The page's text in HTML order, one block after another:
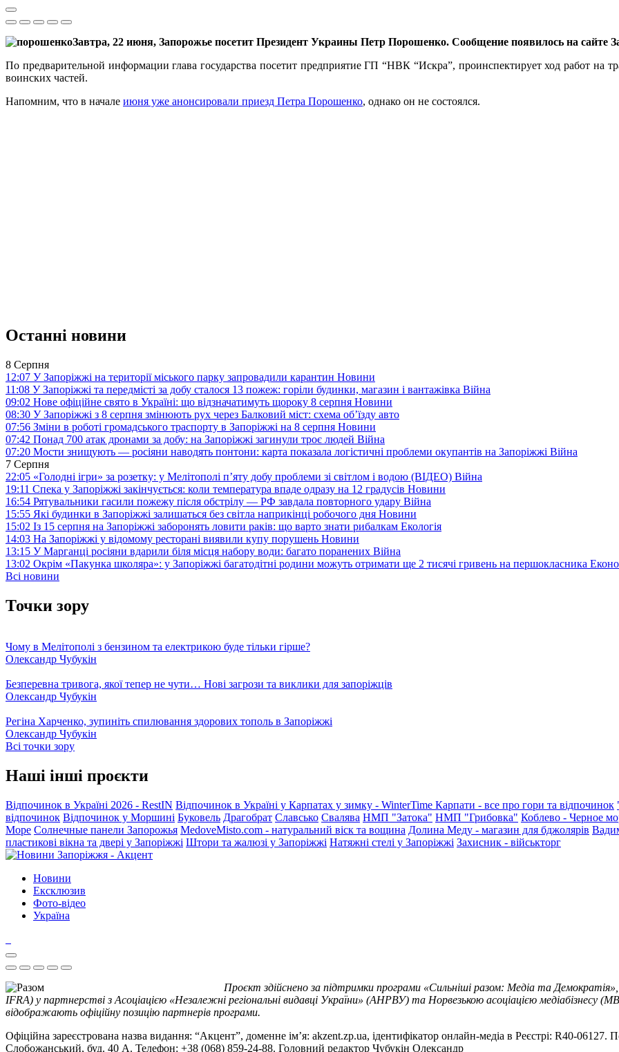
Завтра, 22 июня, Запорожье посетит Президент Украины Петр Порошенко. Сообщение появилось на сайте
По предварительной информации глава государства посетит предприятие ГП “НВК “Искра”, проинспектирует ход работ на
воинских частей.
Напомним, что в начале июня уже анонсировали приезд Петра Порошенко, однако он не состоялся.
Останні новини
8 Серпня
12:07 У Запоріжжі на території міського парку запровадили карантин Новини
11:08 У Запоріжжі та передмісті за добу сталося 13 пожеж: горіли будинки, магазин і вантажівка Війна
09:02 Нове офіційне свято в Україні: що відзначатимуть щороку 8 серпня Новини
08:30 У Запоріжжі з 8 серпня змінюють рух через Балковий міст: схема об’їзду авто
07:56 Зміни в роботі громадського траспорту в Запоріжжі на 8 серпня Новини
07:42 Понад 700 атак дронами за добу: на Запоріжжі загинули троє людей Війна
07:20 Мости знищують — росіяни наводять понтони: карта показала логістичні проблеми окупантів на Запоріжжі Війна
7 Серпня
22:05 «Голодні ігри» за розетку: у Мелітополі п’яту добу проблеми зі світлом і водою (ВІДЕО) Війна
19:11 Спека у Запоріжжі закінчується: коли температура впаде одразу на 12 градусів Новини
16:54 Рятувальники гасили пожежу після обстрілу — РФ завдала повторного удару Війна
15:55 Які будинки в Запоріжжі залишаться без світла наприкінці робочого дня Новини
15:02 Із 15 серпня на Запоріжжі заборонять ловити раків: що варто знати рибалкам Екологія
14:03 На Запоріжжі у відомому ресторані виявили купу порушень Новини
13:15 У Марганці росіяни вдарили біля місця набору води: багато поранених Війна
13:02 Окрім «Пакунка школяра»: у Запоріжжі багатодітні родини можуть отримати ще 2 тисячі гривень на першокласника
Всі новини
Точки зору
Чому в Мелітополі з бензином та електрикою буде тільки гірше?
Олександр Чубукін
Безперевна тривога, якої тепер не чути… Нові загрози та виклики для запоріжців
Олександр Чубукін
Регіна Харченко, зупиніть спилювання здорових тополь в Запоріжжі
Олександр Чубукін
Всі точки зору
Наші інші проєкти
Відпочинок в Україні 2026 - RestIN Відпочинок в Україні у Карпатах у зимку - WinterTime Карпати - все про гори та відпочинок
відпочинок Відпочинок у Моршині Буковель Драгобрат Славсько Свалява НМП "Затока" НМП "Грибовка" Коблево - Черное
Море Солнечные панели Запорожья MedoveMisto.com - натуральний віск та вощина Долина Меду - магазин для бджолярів
пластикові вікна та двері у Запоріжжі Штори та жалюзі у Запоріжжі Натяжні стелі у Запоріжжі Захисник - військторг
Новини
Ексклюзив
Фото-відео
Україна
Проєкт здійснено за підтримки програми «Сильніші разом: Медіа та
IFRA) у партнерстві з Асоціацією «Незалежні регіональні видавці України» (АНРВУ) та Норвезькою асоціацією медіабізнесу
відображають офіційну позицію партнерів програми.
Офіційна зареєстрована назва видання: “Акцент”, доменне ім’я: akzent.zp.ua, ідентифікатор онлайн-медіа в Реєстрі: R40-
Слобожанський, буд. 40 А. Телефон: +38 (068) 859-24-88. Головний редактор Чубукін Олександр